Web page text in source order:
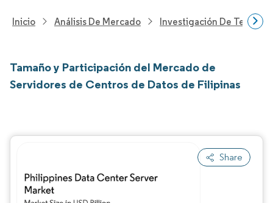
Inicio Análisis De Mercado Investigación De
Tamaño y Participación del Mercado de
Servidores de Centros de Datos de Filipinas
Share